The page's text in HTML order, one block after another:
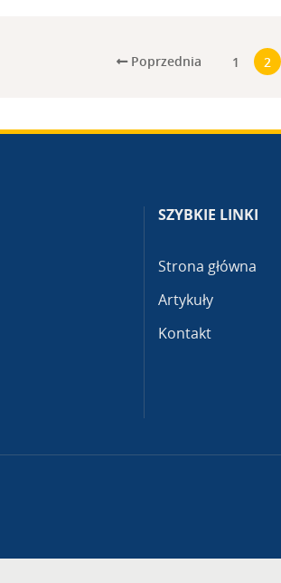
Poprzednia 1 2
SZYBKIE LINKI
Strona główna
Artykuły
Kontakt